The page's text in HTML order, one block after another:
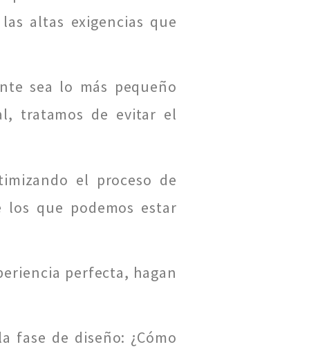
altas exigencias que
sea lo más pequeño
tratamos de evitar el
el proceso de
que podemos estar
perfecta, hagan
fase de diseño: ¿Cómo